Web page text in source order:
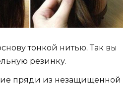
тонкой нитью. Так вы
резинку.
пряди из незащищенной